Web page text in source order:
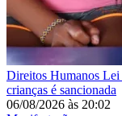
Direitos Humanos Lei
crianças é sancionada
06/08/2026 às 20:02